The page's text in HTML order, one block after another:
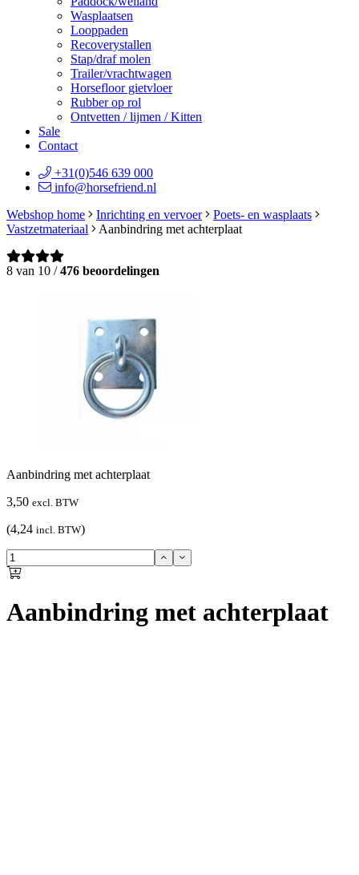
Wasplaatsen
Looppaden
Recoverystallen
Stap/draf molen
Trailer/vrachtwagen
Horsefloor gietvloer
Rubber op rol
Ontvetten / lijmen / Kitten
Sale
Contact
+31(0)546 639 000
info@horsefriend.nl
Webshop home
Inrichting en vervoer
Poets- en wasplaats
Vastzetmateriaal
Aanbindring met achterplaat
8 van 10 /476 beoordelingen
Aanbindring met achterplaat
3,50 excl. BTW
(4,24 incl. BTW)
Aanbindring met achterplaat